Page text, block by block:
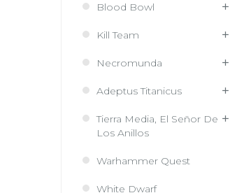
Blood Bowl
Kill Team
Necromunda
Adeptus Titanicus
Tierra Media, El Señor De
Los Anillos
Warhammer Quest
White Dwarf